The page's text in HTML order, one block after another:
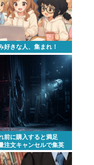
好きな人、集まれ！
前に購入すると満足
注文キャンセルで集英
43億円 業務を妨害した
歳女を逮捕